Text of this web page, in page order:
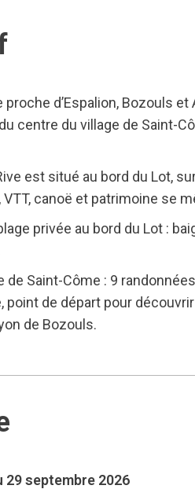
proche d’Espalion, Bozouls
centre du village de Saint-
est situé au bord du Lot,
VTT, canoë et patrimoine se
privée au bord du Lot :
de Saint-Côme : 9
point de départ pour
de Bozouls.
29 septembre 2026